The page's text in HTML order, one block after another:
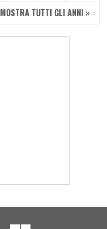
MOSTRA TUTTI GLI ANNI »